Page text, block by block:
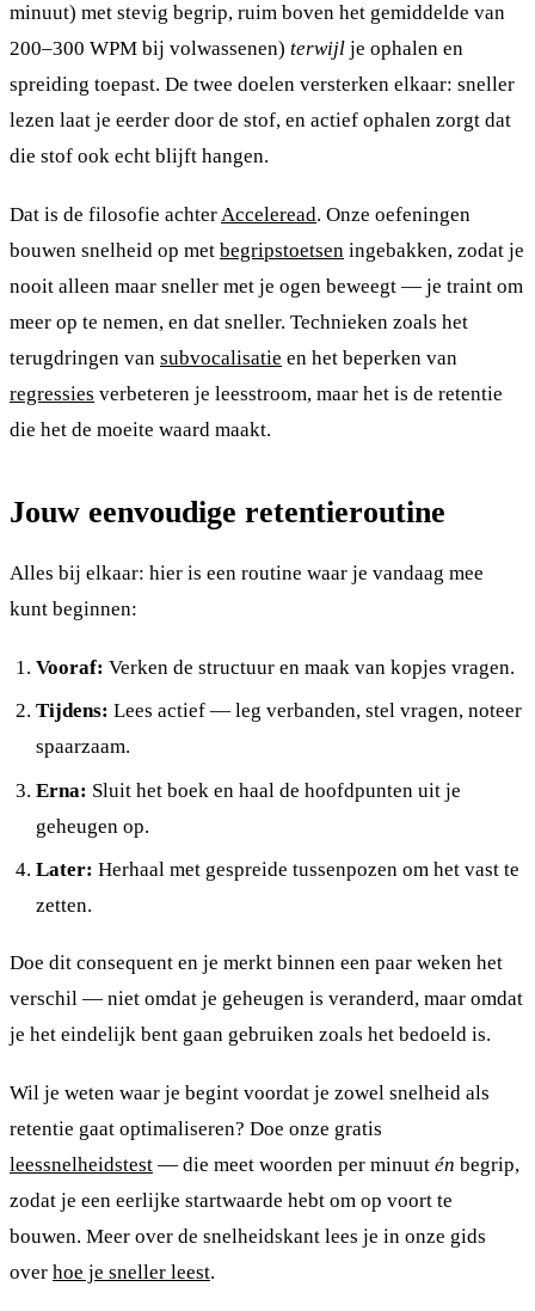
minuut) met stevig begrip, ruim boven het gemiddelde van
200–300 WPM bij volwassenen) terwijl je ophalen en
spreiding toepast. De twee doelen versterken elkaar: sneller
lezen laat je eerder door de stof, en actief ophalen zorgt dat
die stof ook echt blijft hangen.
Dat is de filosofie achterAcceleread. Onze oefeningen
bouwen snelheid op met begripstoetsen ingebakken, zodat je
nooit alleen maar sneller met je ogen beweegt — je traint om
meer op te nemen, en dat sneller. Technieken zoals het
terugdringen van subvocalisatie en het beperken van
regressies verbeteren je leesstroom, maar het is de retentie
die het de moeite waard maakt.
Jouw eenvoudige retentieroutine
Alles bij elkaar: hier is een routine waar je vandaag mee
kunt beginnen:
Vooraf: Verken de structuur en maak van kopjes vragen.
Tijdens: Lees actief — leg verbanden, stel vragen, noteer
spaarzaam.
Erna: Sluit het boek en haal de hoofdpunten uit je
geheugen op.
Later: Herhaal met gespreide tussenpozen om het vast te
zetten.
Doe dit consequent en je merkt binnen een paar weken het
verschil — niet omdat je geheugen is veranderd, maar omdat
je het eindelijk bent gaan gebruiken zoals het bedoeld is.
Wil je weten waar je begint voordat je zowel snelheid als
retentie gaat optimaliseren? Doe onze gratis
leessnelheidstest — die meet woorden per minuut én begrip,
zodat je een eerlijke startwaarde hebt om op voort te
bouwen. Meer over de snelheidskant lees je in onze gids
over hoe je sneller leest.